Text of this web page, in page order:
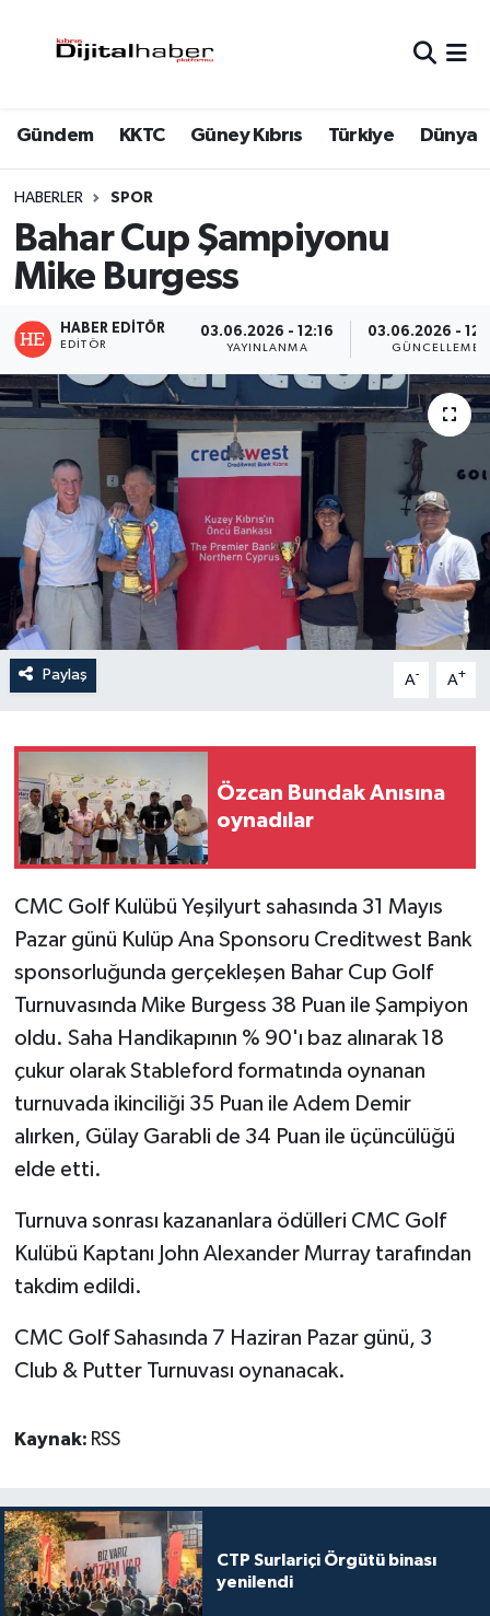
Gündem KKTC Güney Kıbrıs Türkiye Dünya
HABERLER SPOR
Bahar Cup Şampiyonu
Mike Burgess
HABER EDITÖR
EDITÖR
03.06.2026 - 12:16
YAYINLANMA
03.06.2026 -
GÜNCELLEME
Paylaş A- A+
Özcan Bundak Anısına
oynadılar
CMC Golf Kulübü Yeşilyurt sahasında 31 Mayıs
Pazar günü Kulüp Ana Sponsoru Creditwest Bank
sponsorluğunda gerçekleşen Bahar Cup Golf
Turnuvasında Mike Burgess 38 Puan ile Şampiyon
oldu. Saha Handikapının % 90'ı baz alınarak 18
çukur olarak Stableford formatında oynanan
turnuvada ikinciliği 35 Puan ile Adem Demir
alırken, Gülay Garabli de 34 Puan ile üçüncülüğü
elde etti.
Turnuva sonrası kazananlara ödülleri CMC Golf
Kulübü Kaptanı John Alexander Murray tarafından
takdim edildi.
CMC Golf Sahasında 7 Haziran Pazar günü, 3
Club & Putter Turnuvası oynanacak.
Kaynak: RSS
CTP Surlariçi Örgütü binası
yenilendi
Trafik Durumu
Süper Lig Puan Durumu ve Fikstür
Tüm Manşetler